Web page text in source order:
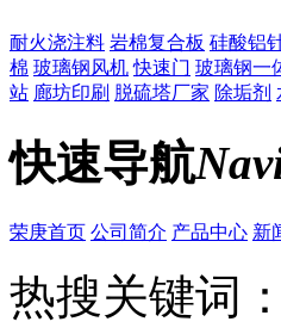
耐火浇注料 岩棉复合板 硅酸铝
棉 玻璃钢风机 快速门 玻璃钢一
站 廊坊印刷 脱硫塔厂家 除垢剂
快速导航
荣庚首页 公司简介 产品中心 新
热搜关键词：